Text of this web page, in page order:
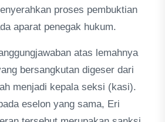
proses pembuktian
aparat penegak hukum.
atas lemahnya
bersangkutan digeser dari
menjadi kepala seksi (kasi).
eselon yang sama, Eri